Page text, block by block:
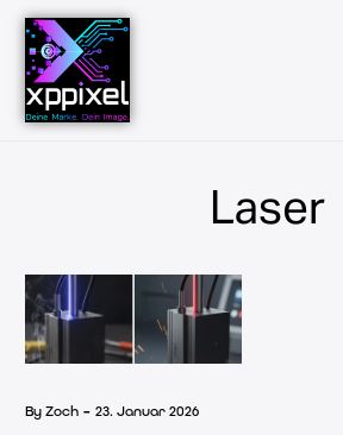
Laser
By Zoch - 23. Januar 2026